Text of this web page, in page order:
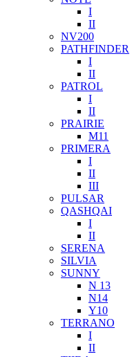
I
II
NV200
PATHFINDER
I
II
PATROL
I
II
PRAIRIE
M11
PRIMERA
I
II
III
PULSAR
QASHQAI
I
II
SERENA
SILVIA
SUNNY
N 13
N14
Y10
TERRANO
I
II